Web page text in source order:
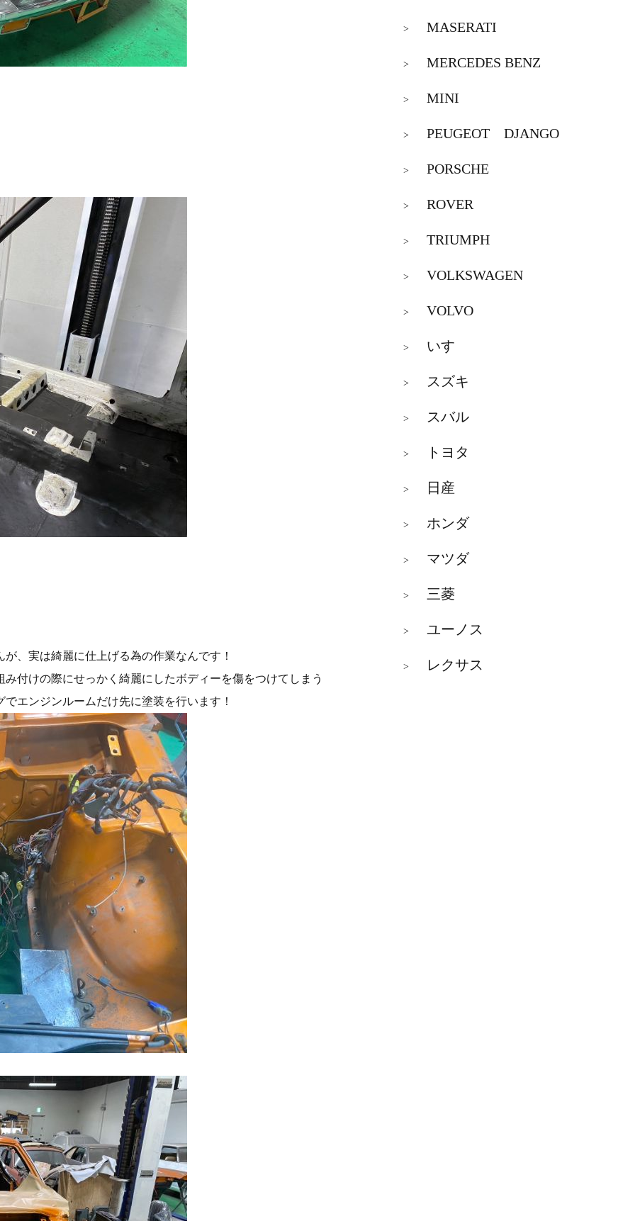
、実は綺麗に仕上げる為の作業なんです！
付けの際にせっかく綺麗にしたボディーを傷をつけてしまう
エンジンルームだけ先に塗装を行います！
> MASERATI
> MERCEDES BENZ
> MINI
> PEUGEOT DJANGO
> PORSCHE
> ROVER
> TRIUMPH
> VOLKSWAGEN
> VOLVO
> いすゞ
> スズキ
> スバル
> トヨタ
> 日産
> ホンダ
> マツダ
> 三菱
> ユーノス
> レクサス